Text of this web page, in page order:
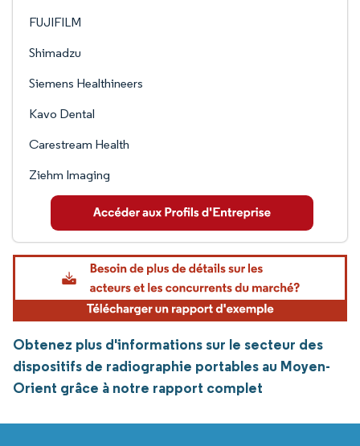
FUJIFILM
Shimadzu
Siemens Healthineers
Kavo Dental
Carestream Health
Ziehm Imaging
Obtenez plus d'informations sur le secteur des
dispositifs de radiographie portables au Moyen-
Orient grâce à notre rapport complet